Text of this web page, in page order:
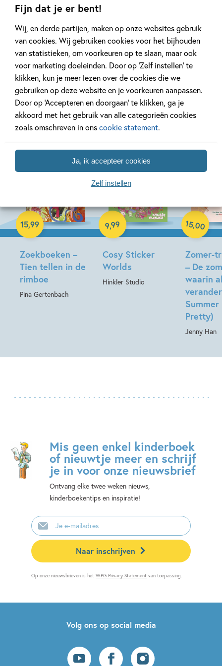
Fijn dat je er bent!
Wij, en derde partijen, maken op onze websites gebruik
van cookies. Wij gebruiken cookies voor het bijhouden
van statistieken, om voorkeuren op te slaan, maar ook
voor marketing doeleinden. Door op ‘Zelf instellen’ te
klikken, kun je meer lezen over de cookies die we
gebruiken op deze website en je voorkeuren aanpassen.
Door op ‘Accepteren en doorgaan’ te klikken, ga je
akkoord met het gebruik van alle categorieën cookies
zoals omschreven in onscookie statement.
Ja, ik accepteer cookies
Zelf instellen
‘Het werk van Kees Spiering zit vol goede observaties.’
wakker
Bekijk alle artikelen
Bekijk ook eens
Zoekboeken –
Tien tellen in de
rimboe
Pina Gertenbach
15,99
Hardcover
Cosy Sticker
Worlds
Hinkler Studio
9,99
Paperback
Zomer-
– De
waarin
Summer
Pretty)
Jenny Han
15,00
Paperback
Mis geen enkel kinderboek
of nieuwtje meer en schrijf
je in voor onze nieuwsbrief
Ontvang elke twee weken nieuws,
kinderboekentips en inspiratie!
E-
mailadres
Naar inschrijven
Op onze nieuwsbrieven is hetWPG Privacy Statement van toepassing.
Volg ons op social media